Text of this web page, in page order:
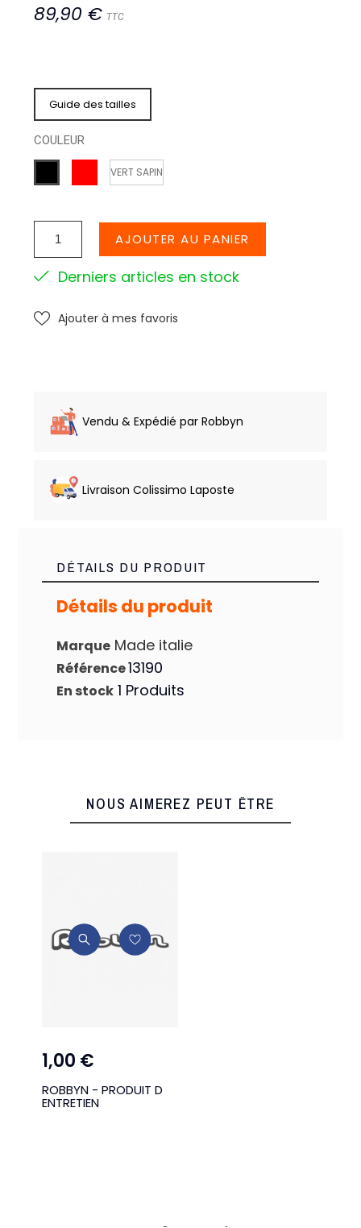
89,90 € TTC
Guide des tailles
COULEUR
ROUGEVERT SAPIN
AJOUTER AU PANIER
Derniers articles en stock
Ajouter à mes favoris
Vendu & Expédié par Robbyn
Livraison Colissimo Laposte
DÉTAILS DU PRODUIT
Détails du produit
Marque Made italie
Référence13190
En stock 1 Produits
NOUS AIMEREZ PEUT ÊTRE
1,00 €
ROBBYN - PRODUIT D
ENTRETIEN